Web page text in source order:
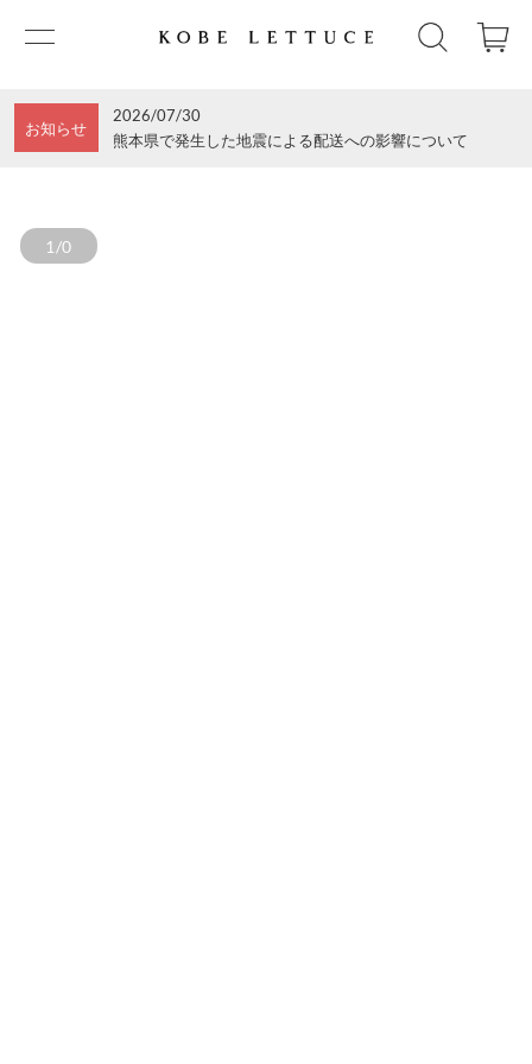
お知らせ
2026/07/30
熊本県で発生した地震による配送への影響について
1/0